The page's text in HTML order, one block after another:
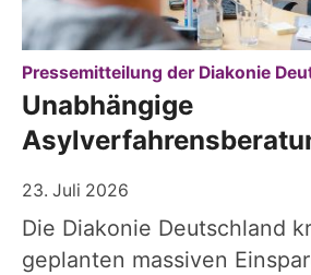
Pressemitteilung der Diakonie
Unabhängige
23. Juli 2026
Die Diakonie Deutschland
geplanten massiven